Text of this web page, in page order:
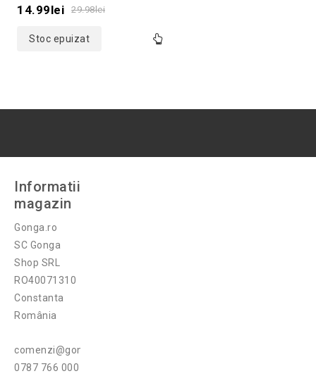
of 29.98lei
14.99lei
Stoc epuizat
Informatii
magazin
Gonga.ro
SC Gonga
Shop SRL
RO40071310
Constanta
România
comenzi@gonga.ro
0787 766 000